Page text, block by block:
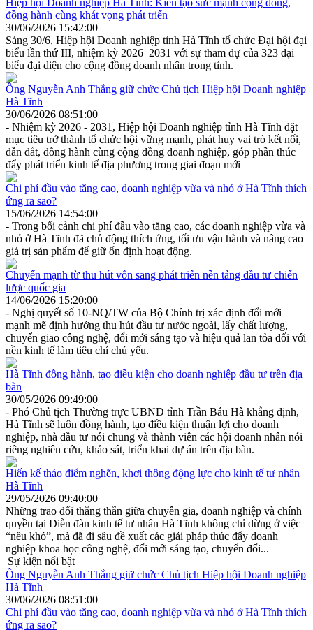
đồng hành cùng khát vọng phát triển
30/06/2026 15:42:00
Sáng 30/6, Hiệp hội Doanh nghiệp tỉnh Hà Tĩnh tổ chức Đại hội đại
biểu lần thứ III, nhiệm kỳ 2026–2031 với sự tham dự của 323 đại
biểu đại diện cho cộng đồng doanh nhân trong tỉnh.
Ông Nguyễn Anh Thắng giữ chức Chủ tịch Hiệp hội Doanh nghiệp
Hà Tĩnh
30/06/2026 08:51:00
- Nhiệm kỳ 2026 - 2031, Hiệp hội Doanh nghiệp tỉnh Hà Tĩnh đặt
mục tiêu trở thành tổ chức hội vững mạnh, phát huy vai trò kết nối,
dẫn dắt, đồng hành cùng cộng đồng doanh nghiệp, góp phần thúc
đẩy phát triển kinh tế địa phương trong giai đoạn mới
Chi phí đầu vào tăng cao, doanh nghiệp vừa và nhỏ ở Hà Tĩnh thích
ứng ra sao?
15/06/2026 14:54:00
- Trong bối cảnh chi phí đầu vào tăng cao, các doanh nghiệp vừa và
nhỏ ở Hà Tĩnh đã chủ động thích ứng, tối ưu vận hành và nâng cao
giá trị sản phẩm để giữ ổn định hoạt động.
Chuyển mạnh từ thu hút vốn sang phát triển nền tảng đầu tư chiến
lược quốc gia
14/06/2026 15:20:00
- Nghị quyết số 10-NQ/TW của Bộ Chính trị xác định đổi mới
mạnh mẽ định hướng thu hút đầu tư nước ngoài, lấy chất lượng,
chuyển giao công nghệ, đổi mới sáng tạo và hiệu quả lan tỏa đối với
nền kinh tế làm tiêu chí chủ yếu.
Hà Tĩnh đồng hành, tạo điều kiện cho doanh nghiệp đầu tư trên địa
bàn
30/05/2026 09:49:00
- Phó Chủ tịch Thường trực UBND tỉnh Trần Báu Hà khẳng định,
Hà Tĩnh sẽ luôn đồng hành, tạo điều kiện thuận lợi cho doanh
nghiệp, nhà đầu tư nói chung và thành viên các hội doanh nhân nói
riêng nghiên cứu, khảo sát, triển khai dự án trên địa bàn.
Hiến kế tháo điểm nghẽn, khơi thông động lực cho kinh tế tư nhân
Hà Tĩnh
29/05/2026 09:40:00
Những trao đổi thẳng thắn giữa chuyên gia, doanh nghiệp và chính
quyền tại Diễn đàn kinh tế tư nhân Hà Tĩnh không chỉ dừng ở việc
“nêu khó”, mà đã đi sâu đề xuất các giải pháp thúc đẩy doanh
nghiệp khoa học công nghệ, đổi mới sáng tạo, chuyển đổi...
Sự kiện nổi bật
Ông Nguyễn Anh Thắng giữ chức Chủ tịch Hiệp hội Doanh nghiệp
Hà Tĩnh
30/06/2026 08:51:00
Chi phí đầu vào tăng cao, doanh nghiệp vừa và nhỏ ở Hà Tĩnh thích
ứng ra sao?